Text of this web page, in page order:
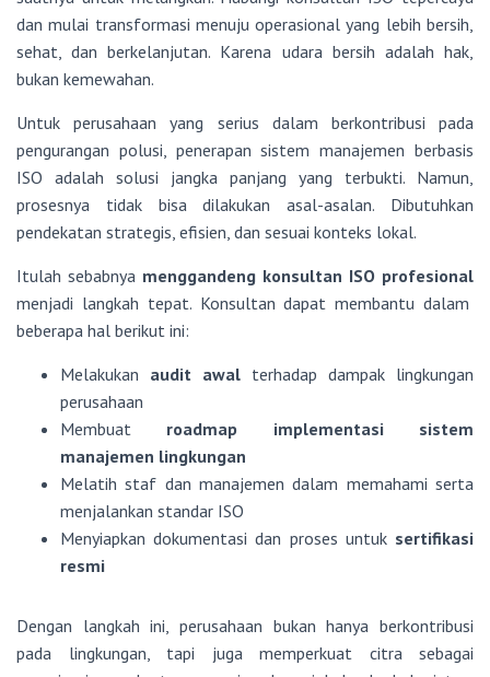
dan mulai transformasi menuju operasional yang lebih bersih,
sehat, dan berkelanjutan. Karena udara bersih adalah hak,
bukan kemewahan.
Untuk perusahaan yang serius dalam berkontribusi pada
pengurangan polusi, penerapan sistem manajemen berbasis
ISO adalah solusi jangka panjang yang terbukti. Namun,
prosesnya tidak bisa dilakukan asal-asalan. Dibutuhkan
pendekatan strategis, efisien, dan sesuai konteks lokal.
Itulah sebabnya menggandeng konsultan ISO profesional
menjadi langkah tepat. Konsultan dapat membantu dalam
beberapa hal berikut ini:
Melakukan audit awal terhadap dampak lingkungan
perusahaan
Membuat roadmap implementasi sistem
manajemen lingkungan
Melatih staf dan manajemen dalam memahami serta
menjalankan standar ISO
Menyiapkan dokumentasi dan proses untuk sertifikasi
resmi
Dengan langkah ini, perusahaan bukan hanya berkontribusi
pada lingkungan, tapi juga memperkuat citra sebagai